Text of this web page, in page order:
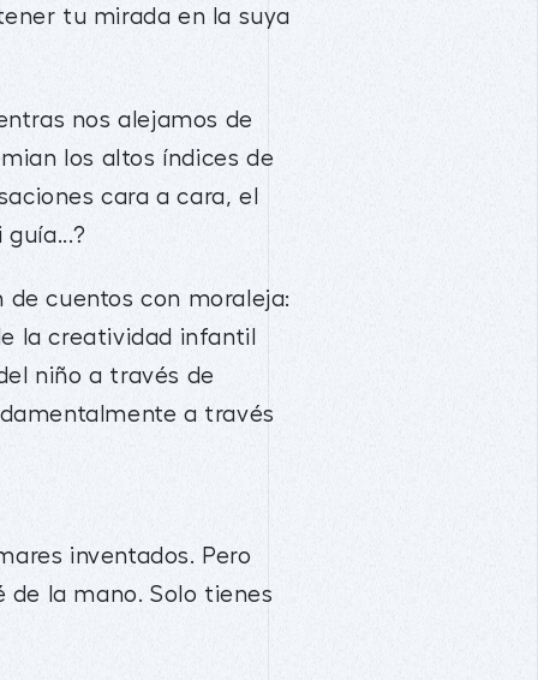
tu mirada en la suya
nos alejamos de
los altos índices de
cara a cara, el
cuentos con moraleja:
la creatividad infantil
niño a través de
a través
inventados. Pero
de la mano. Solo tienes